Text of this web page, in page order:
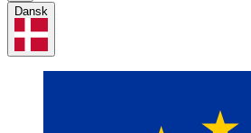
Dansk